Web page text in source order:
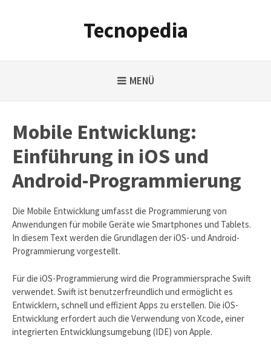
Tecnopedia
MENÜ
Mobile Entwicklung:
Einführung in iOS und
Android-Programmierung
Die Mobile Entwicklung umfasst die Programmierung von
Anwendungen für mobile Geräte wie Smartphones und Tablets.
In diesem Text werden die Grundlagen der iOS- und Android-
Programmierung vorgestellt.
Für die iOS-Programmierung wird die Programmiersprache Swift
verwendet. Swift ist benutzerfreundlich und ermöglicht es
Entwicklern, schnell und effizient Apps zu erstellen. Die iOS-
Entwicklung erfordert auch die Verwendung von Xcode, einer
integrierten Entwicklungsumgebung (IDE) von Apple.